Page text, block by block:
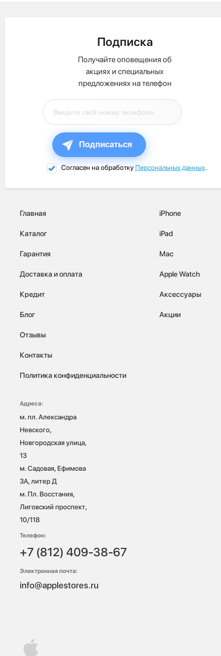
Подписка
Получайте оповещения об
акциях и специальных
предложениях на телефон
Подписаться
Согласен на обработку Персональных данных.
Главная
Каталог
Гарантия
Доставка и оплата
Кредит
Блог
Отзывы
Контакты
Политика конфиденциальности
iPhone
iPad
Mac
Apple Watch
Аксессуары
Акции
Адреса:
м. пл. Александра
Невского,
Новгородская улица,
13
м. Садовая, Ефимова
3А, литер Д
м. Пл. Восстания,
Лиговский проспект,
10/118
Телефон:
+7 (812) 409-38-67
Электронная почта:
info@applestores.ru